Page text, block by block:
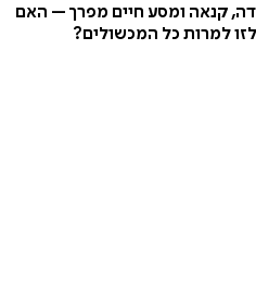
קנאה ומסע חיים מפרך – האם
למרות כל המכשולים?